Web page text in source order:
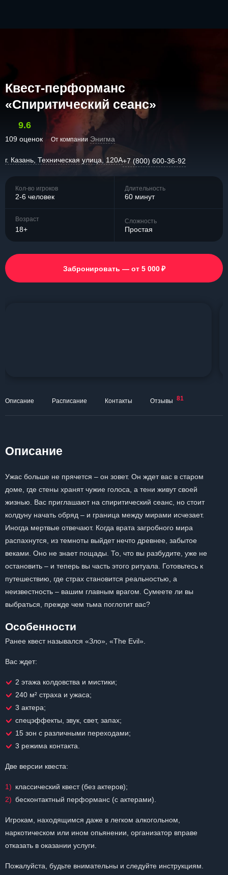
Квест-перформанс
«Спиритический сеанс»
9.6
109 оценок От компании Энигма
г. Казань, Техническая улица, 120А+7 (800) 600-36-92
Кол-во игроков
2-6 человек
Длительность
60 минут
Возраст
18+
Сложность
Простая
Забронировать — от 5 000 ₽
Описание Расписание Контакты Отзывы 81
Описание
Ужас больше не прячется – он зовет. Он ждет вас в старом
доме, где стены хранят чужие голоса, а тени живут своей
жизнью. Вас приглашают на спиритический сеанс, но стоит
колдуну начать обряд – и граница между мирами исчезает.
Иногда мертвые отвечают. Когда врата загробного мира
распахнутся, из темноты выйдет нечто древнее, забытое
веками. Оно не знает пощады. То, что вы разбудите, уже не
остановить – и теперь вы часть этого ритуала. Готовьтесь к
путешествию, где страх становится реальностью, а
неизвестность – вашим главным врагом. Сумеете ли вы
выбраться, прежде чем тьма поглотит вас?
Особенности
Ранее квест назывался «Зло», «The Evil».
Вас ждет:
2 этажа колдовства и мистики;
240 м² страха и ужаса;
3 актера;
спецэффекты, звук, свет, запах;
15 зон с различными переходами;
3 режима контакта.
Две версии квеста:
классический квест (без актеров);
бесконтактный перформанс (с актерами).
Игрокам, находящимся даже в легком алкогольном,
наркотическом или ином опьянении, организатор вправе
отказать в оказании услуги.
Пожалуйста, будьте внимательны и следуйте инструкциям.